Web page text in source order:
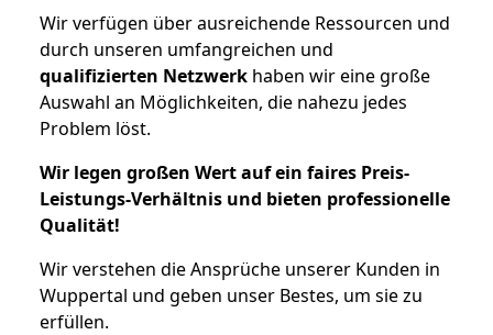
Wir verfügen über ausreichende Ressourcen und
durch unseren umfangreichen und
qualifizierten Netzwerk haben wir eine große
Auswahl an Möglichkeiten, die nahezu jedes
Problem löst.
Wir legen großen Wert auf ein faires Preis-
Leistungs-Verhältnis und bieten professionelle
Qualität!
Wir verstehen die Ansprüche unserer Kunden in
Wuppertal und geben unser Bestes, um sie zu
erfüllen.